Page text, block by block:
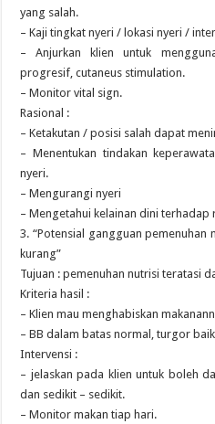
yang salah.
– Kaji tingkat nyeri / lokasi nyeri /
– Anjurkan klien untuk
progresif, cutaneus stimulation.
– Monitor vital sign.
Rasional :
– Ketakutan / posisi salah dapat
– Menentukan tindakan
nyeri.
– Mengurangi nyeri
– Mengetahui kelainan dini terhadap
3. “Potensial gangguan pemenuhan
kurang”
Tujuan : pemenuhan nutrisi teratasi
Kriteria hasil :
– Klien mau menghabiskan
– BB dalam batas normal, turgor
Intervensi :
– jelaskan pada klien untuk boleh
dan sedikit – sedikit.
– Monitor makan tiap hari.